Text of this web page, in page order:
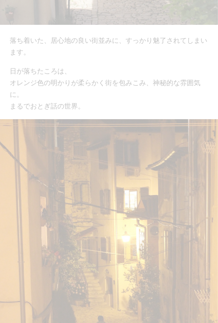
落ち着いた、居心地の良い街並みに、すっかり魅了されてしまい
ます。
日が落ちたころは、
オレンジ色の明かりが柔らかく街を包みこみ、神秘的な雰囲気
に。
まるでおとぎ話の世界。